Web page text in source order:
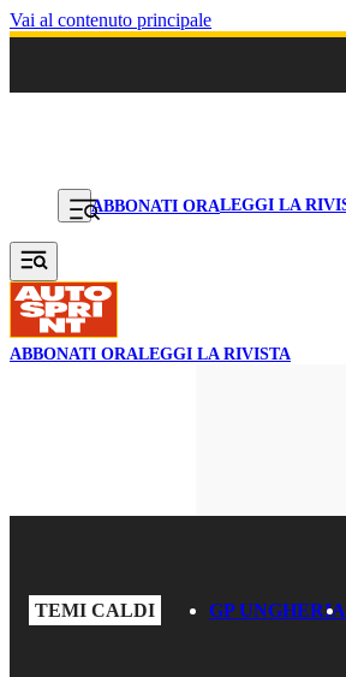
Vai al contenuto principale
ABBONATI ORALEGGI LA
ABBONATI ORALEGGI LA RIVISTA
TEMI CALDI GP UNGHERIA